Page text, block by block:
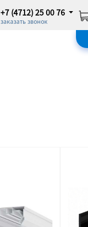
+7 (4712) 25 00 76
заказать звонок